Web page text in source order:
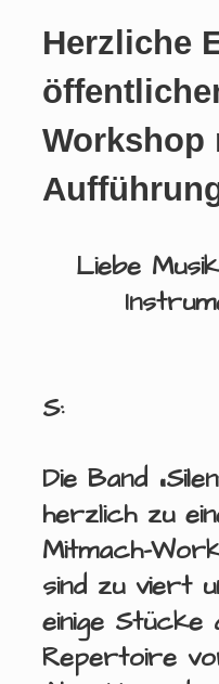
Herzliche
Workshop
Liebe
S:
Die Band
herzlich zu
Mitmach-
sind zu viert
einige Stücke
Repertoire